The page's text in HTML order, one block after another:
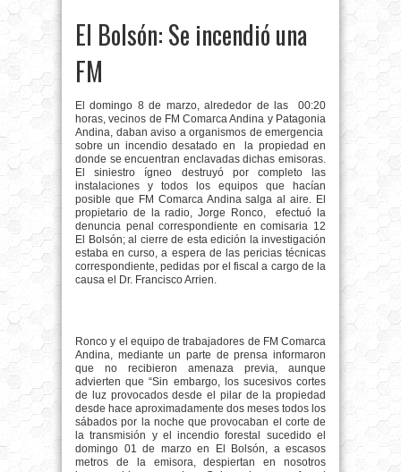
El Bolsón: Se incendió una
FM
El domingo 8 de marzo, alrededor de las
00:20
horas, vecinos de FM Comarca Andina y Patagonia
Andina, daban aviso a organismos de emergencia
sobre un incendio desatado en
la propiedad en
donde se encuentran enclavadas dichas emisoras.
El siniestro ígneo destruyó por completo las
instalaciones y todos los equipos que hacían
posible que FM Comarca Andina salga al aire. El
propietario de la radio, Jorge Ronco,
efectuó la
denuncia penal correspondiente en comisaria 12
El Bolsón; al cierre de esta edición la investigación
estaba en curso, a espera de las pericias técnicas
correspondiente, pedidas por el fiscal a cargo de la
causa el Dr. Francisco Arrien.
Ronco y el equipo de trabajadores de FM Comarca
Andina, mediante un parte de prensa informaron
que no recibieron amenaza previa, aunque
advierten que “Sin embargo, los sucesivos cortes
de luz provocados desde el pilar de la propiedad
desde hace aproximadamente dos meses todos los
sábados por la noche que provocaban el corte de
la transmisión y el incendio forestal sucedido el
domingo 01 de marzo en El Bolsón, a escasos
metros de la emisora, despiertan en nosotros